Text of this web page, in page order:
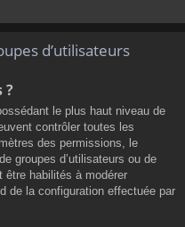
d’utilisateurs
?
le plus haut niveau de
contrôler toutes les
des permissions, le
groupes d’utilisateurs ou de
être habilités à modérer
de la configuration effectuée par